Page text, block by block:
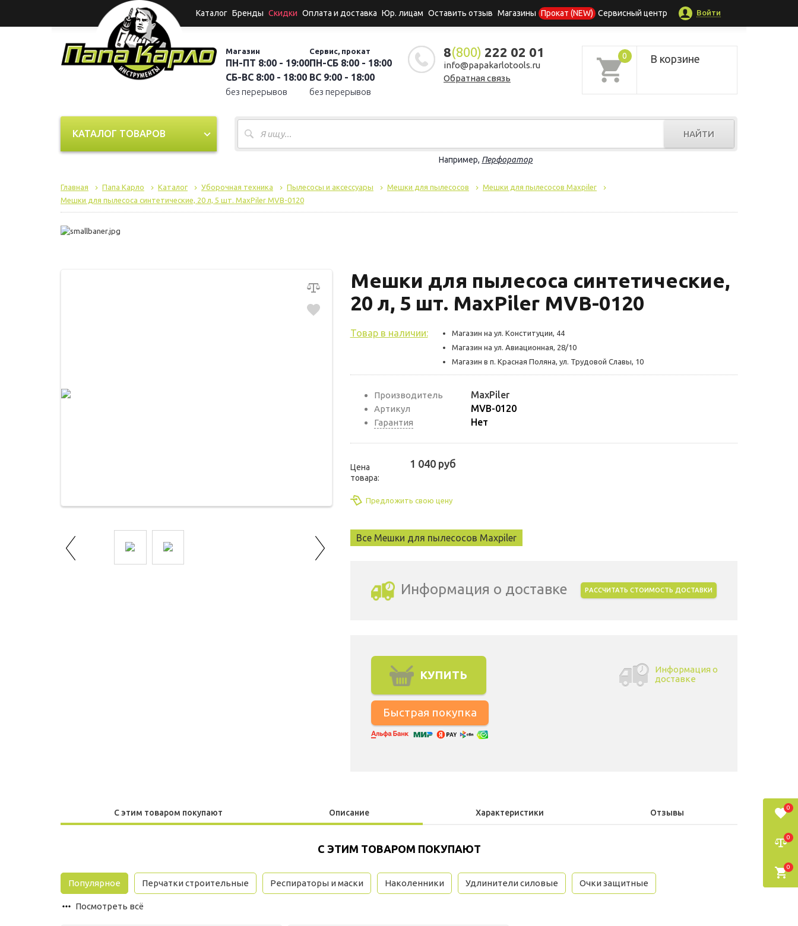
Каталог Бренды Скидки Оплата и доставка Юр. лицам Оставить отзыв Магазины Прокат (NEW) Сервисный центр Войти
Магазин
ПН-ПТ 8:00 - 19:00
СБ-ВС 8:00 - 18:00
без перерывов
Сервис, прокат
ПН-СБ 8:00 - 18:00
ВС 9:00 - 18:00
без перерывов
8(800) 222 02 01
info@papakarlotools.ru
Обратная связь
0 В корзине
НАЙТИ
Например, Перфоратор
КАТАЛОГ ТОВАРОВ
Главная Папа Карло Каталог Уборочная техника Пылесосы и аксессуары Мешки для пылесосов
Мешки для пылесосов Maxpiler
Мешки для пылесоса синтетические, 20 л, 5 шт. MaxPiler MVB-0120
Мешки для пылесоса синтетические,
20 л, 5 шт. MaxPiler MVB-0120
Товар в наличии:
Магазин на ул. Конституции, 44
Магазин на ул. Авиационная, 28/10
Магазин в п. Красная Поляна, ул. Трудовой Славы, 10
Производитель MaxPiler
Артикул MVB-0120
Гарантия Нет
Цена
товара:
1 040 руб
Предложить свою цену
Все Мешки для пылесосов Maxpiler
Информация о доставке РАССЧИТАТЬ СТОИМОСТЬ ДОСТАВКИ
КУПИТЬ
Информация о
доставке
С этим товаром покупают Описание Характеристики Отзывы
С ЭТИМ ТОВАРОМ ПОКУПАЮТ
Популярное Перчатки строительные Респираторы и маски Наколенники Удлинители силовые Очки защитные
Посмотреть всё
0
0
0